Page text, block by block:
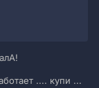
.... купи ...